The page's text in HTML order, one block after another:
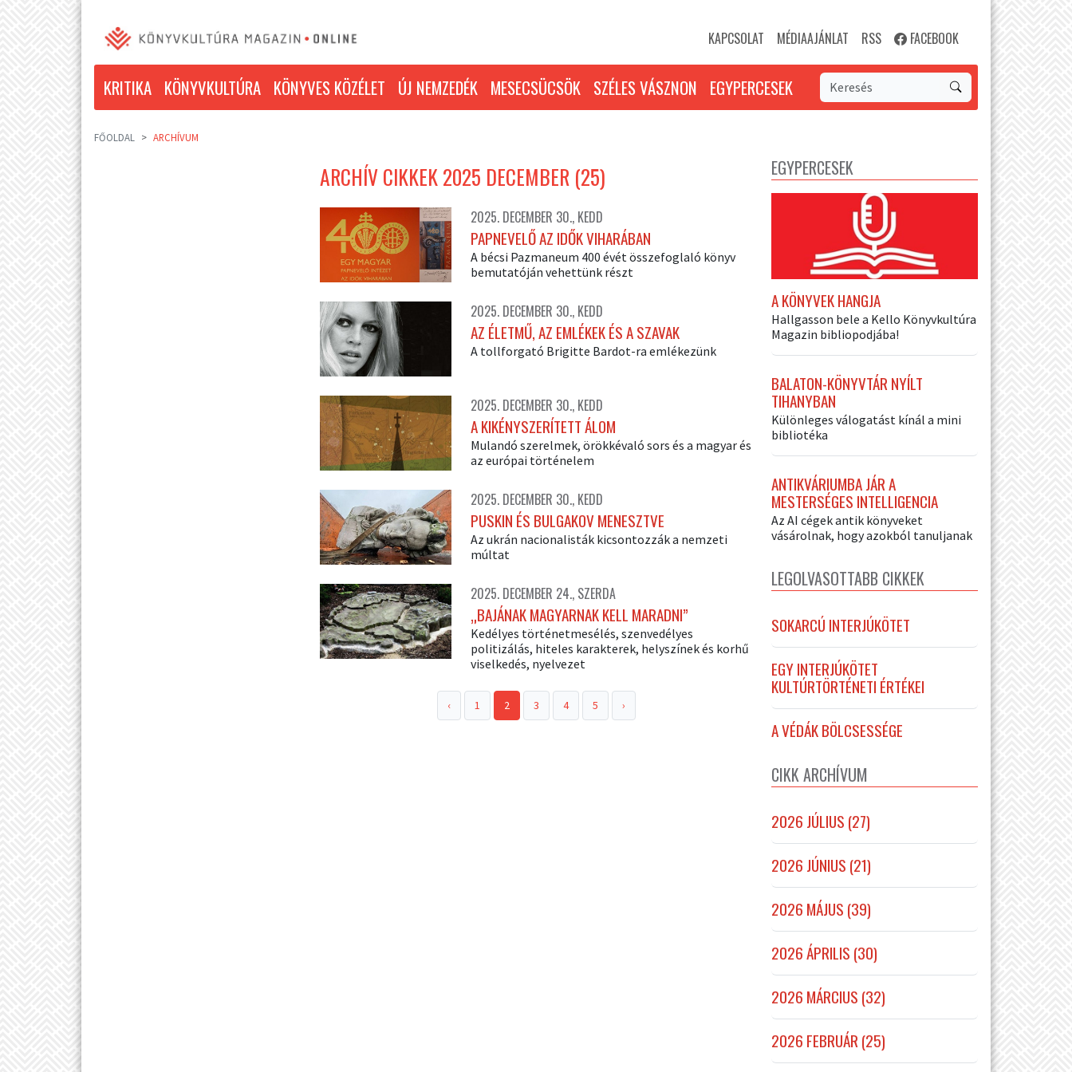
KAPCSOLAT MÉDIAAJÁNLAT RSS FACEBOOK
KRITIKA KÖNYVKULTÚRA KÖNYVES KÖZÉLET ÚJ NEMZEDÉK MESECSÜCSÖK SZÉLES VÁSZNON EGYPERCESEK
FŐOLDAL ARCHÍVUM
ARCHÍV CIKKEK 2025 DECEMBER (25)
2025. DECEMBER 30., KEDD
PAPNEVELŐ AZ IDŐK VIHARÁBAN
A bécsi Pazmaneum 400 évét összefoglaló könyv
bemutatóján vehettünk részt
2025. DECEMBER 30., KEDD
AZ ÉLETMŰ, AZ EMLÉKEK ÉS A SZAVAK
A tollforgató Brigitte Bardot-ra emlékezünk
2025. DECEMBER 30., KEDD
A KIKÉNYSZERÍTETT ÁLOM
Mulandó szerelmek, örökkévaló sors és a magyar és
az európai történelem
2025. DECEMBER 30., KEDD
PUSKIN ÉS BULGAKOV MENESZTVE
Az ukrán nacionalisták kicsontozzák a nemzeti
múltat
2025. DECEMBER 24., SZERDA
„BAJÁNAK MAGYARNAK KELL MARADNI”
Kedélyes történetmesélés, szenvedélyes
politizálás, hiteles karakterek, helyszínek és korhű
viselkedés, nyelvezet
‹ 1 2 3 4 5 ›
EGYPERCESEK
A KÖNYVEK HANGJA
Hallgasson bele a Kello Könyvkultúra
Magazin bibliopodjába!
BALATON-KÖNYVTÁR NYÍLT
TIHANYBAN
Különleges válogatást kínál a mini
bibliotéka
ANTIKVÁRIUMBA JÁR A
MESTERSÉGES INTELLIGENCIA
Az AI cégek antik könyveket
vásárolnak, hogy azokból tanuljanak
LEGOLVASOTTABB CIKKEK
SOKARCÚ INTERJÚKÖTET
EGY INTERJÚKÖTET
KULTÚRTÖRTÉNETI ÉRTÉKEI
A VÉDÁK BÖLCSESSÉGE
CIKK ARCHÍVUM
2026 JÚLIUS (27)
2026 JÚNIUS (21)
2026 MÁJUS (39)
2026 ÁPRILIS (30)
2026 MÁRCIUS (32)
2026 FEBRUÁR (25)